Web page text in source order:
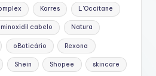
Korres L'Occitane
minoxidil cabelo Natura
oBoticário Rexona
Shein Shopee skincare